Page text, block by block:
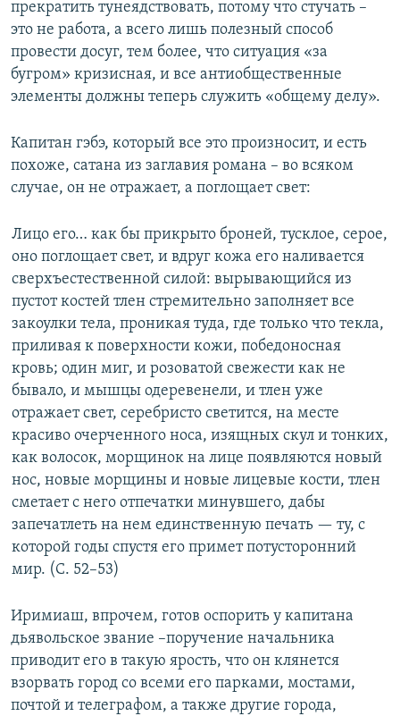
прекратить тунеядствовать, потому что стучать –
это не работа, а всего лишь полезный способ
провести досуг, тем более, что ситуация «за
бугром» кризисная, и все антиобщественные
элементы должны теперь служить «общему делу».
Капитан гэбэ, который все это произносит, и есть
похоже, сатана из заглавия романа – во всяком
случае, он не отражает, а поглощает свет:
Лицо его… как бы прикрыто броней, тусклое, серое,
оно поглощает свет, и вдруг кожа его наливается
сверхъестественной силой: вырывающийся из
пустот костей тлен стремительно заполняет все
закоулки тела, проникая туда, где только что текла,
приливая к поверхности кожи, победоносная
кровь; один миг, и розоватой свежести как не
бывало, и мышцы одеревенели, и тлен уже
отражает свет, серебристо светится, на месте
красиво очерченного носа, изящных скул и тонких,
как волосок, морщинок на лице появляются новый
нос, новые морщины и новые лицевые кости, тлен
сметает с него отпечатки минувшего, дабы
запечатлеть на нем единственную печать — ту, с
которой годы спустя его примет потусторонний
мир. (С. 52–53)
Иримиаш, впрочем, готов оспорить у капитана
дьявольское звание –поручение начальника
приводит его в такую ярость, что он клянется
взорвать город со всеми его парками, мостами,
почтой и телеграфом, а также другие города,